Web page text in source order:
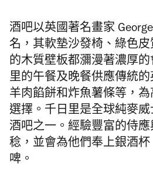
酒吧以英國著名畫家
名，其軟墊沙發椅、綠色
的木質壁板都瀰漫著濃厚
里的午餐及晚餐供應傳統
羊肉餡餅和炸魚薯條等，
選擇。千日里是全球純麥
酒吧之一。經驗豐富的侍
稔，並會為他們奉上銀酒
啤。